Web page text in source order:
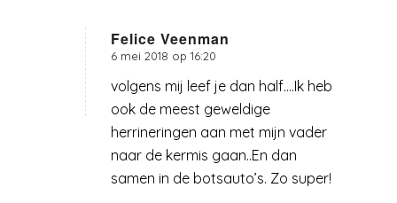
Felice Veenman
zegt:
6 mei 2018 op 16:20
volgens mij leef je dan half….Ik heb
ook de meest geweldige
herrineringen aan met mijn vader
naar de kermis gaan..En dan
samen in de botsauto’s. Zo super!